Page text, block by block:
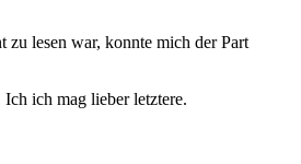
zu lesen war, konnte mich der Part
ich mag lieber letztere.